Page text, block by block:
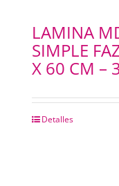
LAMINA
SIMPLE
X 60 CM –
Detalles